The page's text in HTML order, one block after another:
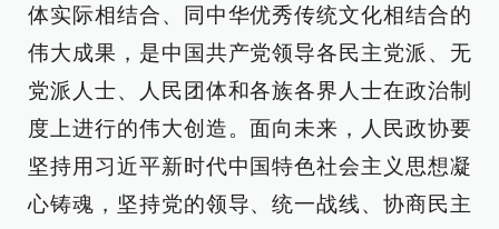
体实际相结合、同中华优秀传统文化相结合的
伟大成果，是中国共产党领导各民主党派、无
党派人士、人民团体和各族各界人士在政治制
度上进行的伟大创造。面向未来，人民政协要
坚持用习近平新时代中国特色社会主义思想凝
心铸魂，坚持党的领导、统一战线、协商民主